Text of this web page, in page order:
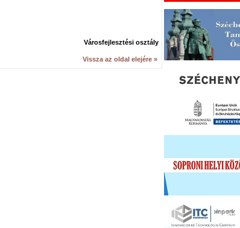
Városfejlesztési osztály
Vissza az oldal elejére »